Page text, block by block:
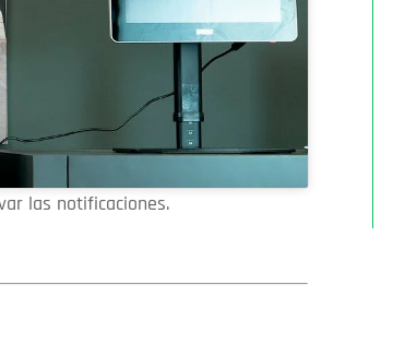
las notificaciones.